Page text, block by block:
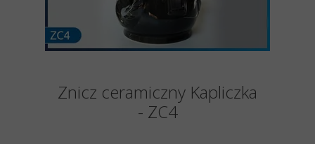
Znicz ceramiczny Kapliczka
- ZC4